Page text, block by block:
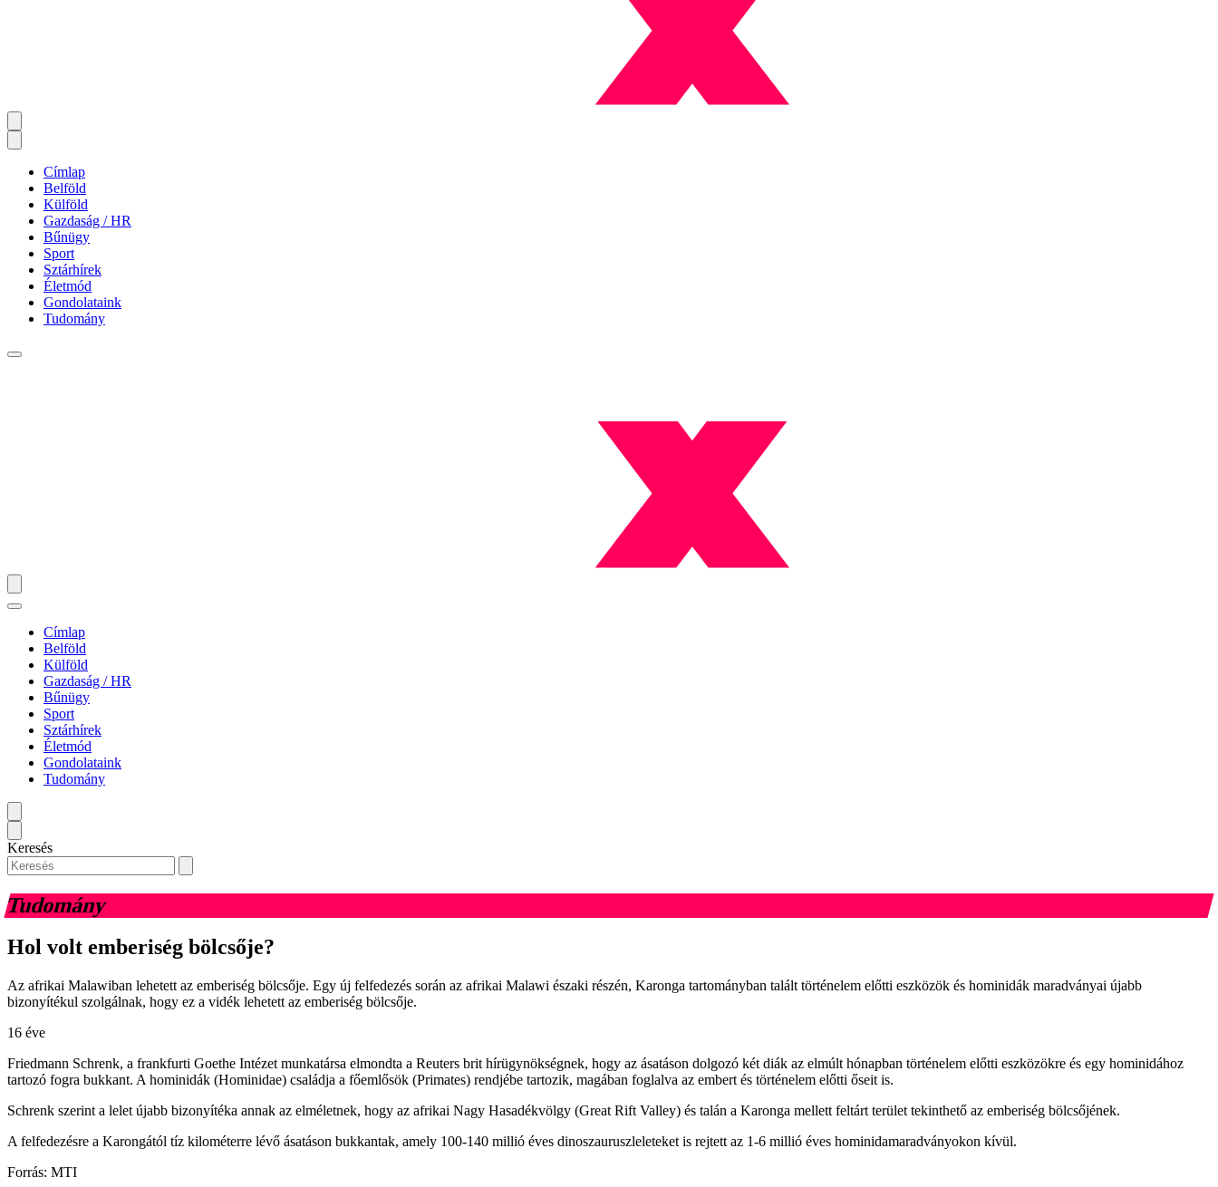
Címlap
Belföld
Külföld
Gazdaság / HR
Bűnügy
Sport
Sztárhírek
Életmód
Gondolataink
Tudomány
Címlap
Belföld
Külföld
Gazdaság / HR
Bűnügy
Sport
Sztárhírek
Életmód
Gondolataink
Tudomány
Keresés
Tudomány
Hol volt emberiség bölcsője?
Az afrikai Malawiban lehetett az emberiség bölcsője. Egy új felfedezés során az afrikai Malawi északi részén, Karonga tartományban talált történelem előtti eszközök és hominidák maradványai újabb
bizonyítékul szolgálnak, hogy ez a vidék lehetett az emberiség bölcsője.
16 éve
Friedmann Schrenk, a frankfurti Goethe Intézet munkatársa elmondta a Reuters brit hírügynökségnek, hogy az ásatáson dolgozó két diák az elmúlt hónapban történelem előtti eszközökre és egy hominidához
tartozó fogra bukkant. A hominidák (Hominidae) családja a főemlősök (Primates) rendjébe tartozik, magában foglalva az embert és történelem előtti őseit is.
Schrenk szerint a lelet újabb bizonyítéka annak az elméletnek, hogy az afrikai Nagy Hasadékvölgy (Great Rift Valley) és talán a Karonga mellett feltárt terület tekinthető az emberiség bölcsőjének.
A felfedezésre a Karongától tíz kilométerre lévő ásatáson bukkantak, amely 100-140 millió éves dinoszauruszleleteket is rejtett az 1-6 millió éves hominidamaradványokon kívül.
Forrás: MTI